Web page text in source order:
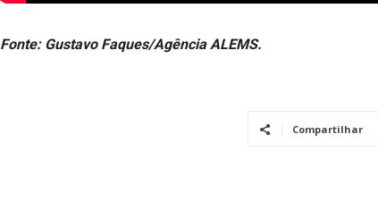
Fonte: Gustavo Faques/Agência ALEMS.
Compartilhar